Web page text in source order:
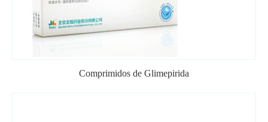
Comprimidos de Glimepirida